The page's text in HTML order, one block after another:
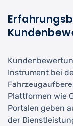
Instrument bei
Plattformen wie
Portalen geben
der